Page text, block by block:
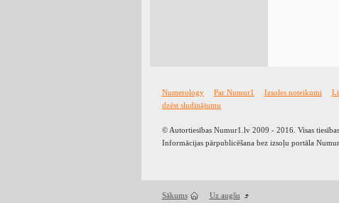
Numerology Par Numur1 Izsoles noteikumi
dzēst sludinājumu
© Autortiesības Numur1.lv 2009 - 2016. Visas tiesības
Informācijas pārpublicēšana bez izsoļu portāla
Sākums Uz augšu